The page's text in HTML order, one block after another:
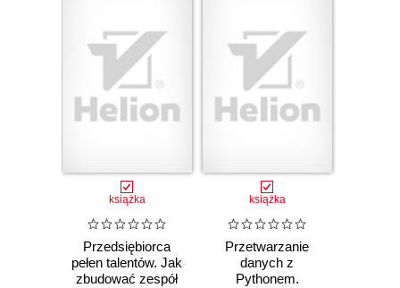
książka
Przedsiębiorca
pełen talentów. Jak
zbudować zespół
książka
Przetwarzanie
danych z
Pythonem.